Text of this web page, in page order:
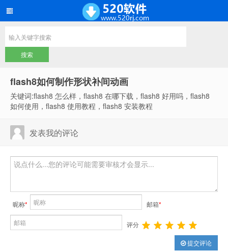
flash8如何制作形状补间动画
关键词:flash8 怎么样，flash8 在哪下载，flash8 好用吗，flash8
如何使用，flash8 使用教程，flash8 安装教程
发表我的评论
昵称* 邮箱*
评分
提交评论